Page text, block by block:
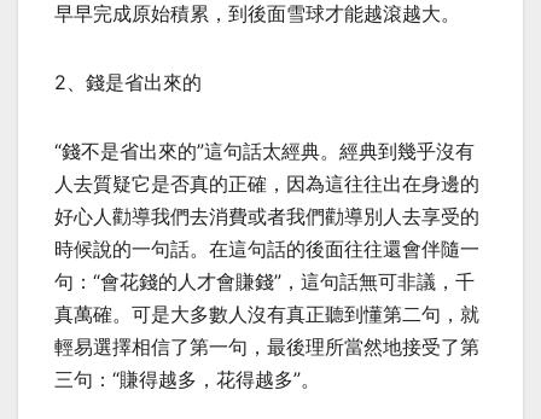
早早完成原始積累，到後面雪球才能越滾越大。
2、錢是省出來的
“錢不是省出來的”這句話太經典。經典到幾乎沒有
人去質疑它是否真的正確，因為這往往出在身邊的
好心人勸導我們去消費或者我們勸導別人去享受的
時候說的一句話。在這句話的後面往往還會伴隨一
句：“會花錢的人才會賺錢”，這句話無可非議，千
真萬確。可是大多數人沒有真正聽到懂第二句，就
輕易選擇相信了第一句，最後理所當然地接受了第
三句：“賺得越多，花得越多”。